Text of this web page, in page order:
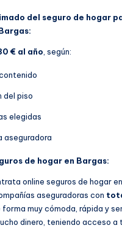
del seguro de hogar
€ al año, según:
del piso
elegidas
aseguradora
de hogar en Bargas:
online seguros de hogar
aseguradoras con
forma muy cómoda, rápida y
dinero, teniendo acceso a